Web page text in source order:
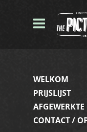
WELKOM
PRIJSLIJST
AFGEWERKTE
CONTACT /